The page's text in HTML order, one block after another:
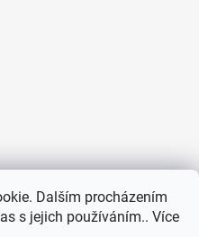
Dalším procházením
s jejich používáním.. Více